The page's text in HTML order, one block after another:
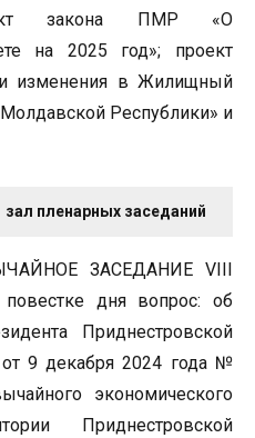
закона ПМР «О
на 2025 год»; проект
изменения в Жилищный
Республики» и
зал пленарных заседаний
ЗАСЕДАНИЕ VIII
дня вопрос: об
Приднестровской
9 декабря 2024 года №
экономического
Приднестровской